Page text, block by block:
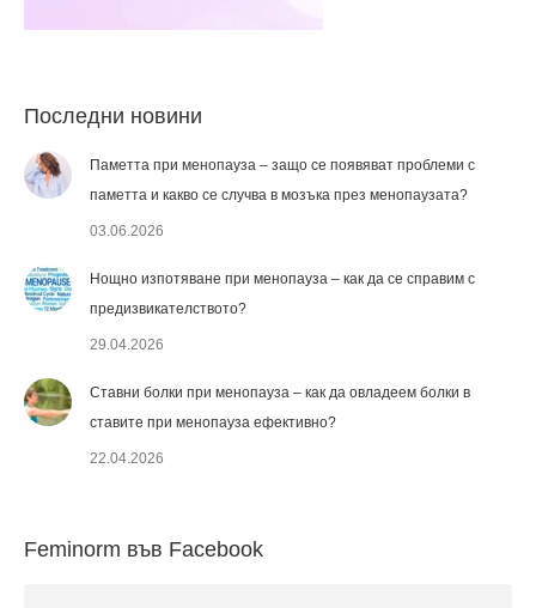
Последни новини
Паметта при менопауза – защо се появяват проблеми с
паметта и какво се случва в мозъка през менопаузата?
03.06.2026
Нощно изпотяване при менопауза – как да се справим с
предизвикателството?
29.04.2026
Ставни болки при менопауза – как да овладеем болки в
ставите при менопауза ефективно?
22.04.2026
Feminorm във Facebook